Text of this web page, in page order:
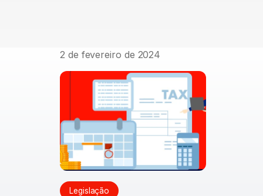
2 de fevereiro de 2024
Legislação